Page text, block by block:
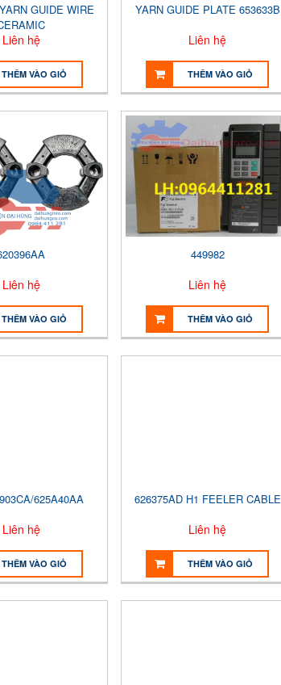
GUIDE WIRE
Liên hệ
THÊM VÀO GIỎ
YARN GUIDE PLATE 653633B
Liên hệ
THÊM VÀO GIỎ
Liên hệ
THÊM VÀO GIỎ
449982
Liên hệ
THÊM VÀO GIỎ
625A40AA
Liên hệ
THÊM VÀO GIỎ
626375AD H1 FEELER CABLE
Liên hệ
THÊM VÀO GIỎ